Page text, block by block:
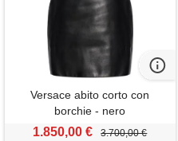
Versace abito corto con
borchie - nero
1.850,00 € 3.700,00 €